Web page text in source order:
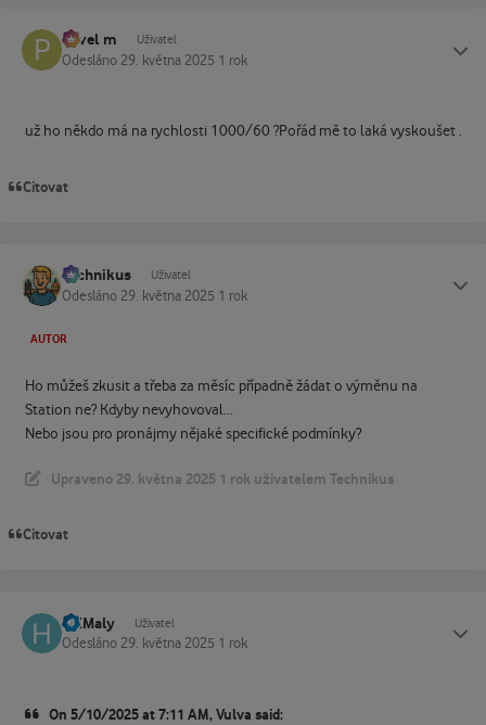
Pavel m Uživatel
Odesláno 29. května 2025 1 rok
už ho někdo má na rychlosti 1000/60 ?Pořád mě to laká vyskoušet .
Citovat
Technikus Uživatel
Odesláno 29. května 2025 1 rok
AUTOR
Ho můžeš zkusit a třeba za měsíc případně žádat o výměnu na
Station ne? Kdyby nevyhovoval...
Nebo jsou pro pronájmy nějaké specifické podmínky?
Upraveno 29. května 2025 1 rok uživatelem Technikus
Citovat
HKMaly Uživatel
Odesláno 29. května 2025 1 rok
On 5/10/2025 at 7:11 AM, Vulva said: